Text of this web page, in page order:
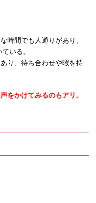
時間でも人通りがあり、
いる。
り、待ち合わせや暇を持
をかけてみるのもアリ。